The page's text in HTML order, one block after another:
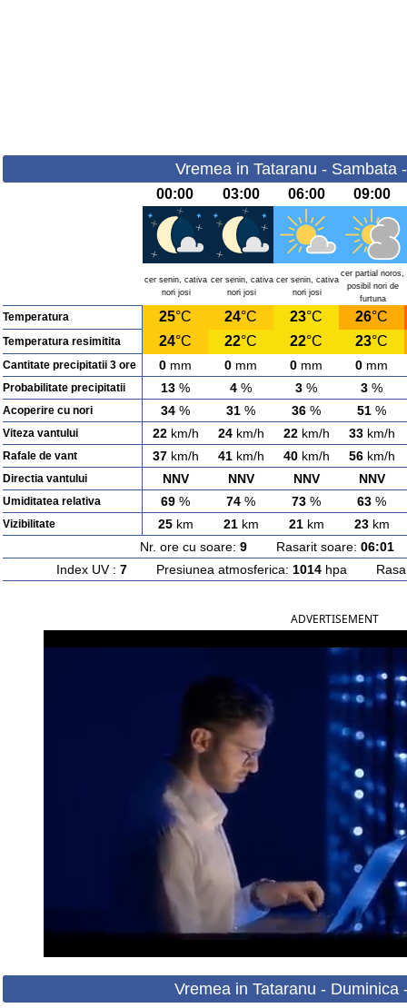
Vremea in Tataranu - Sambata
00:00 03:00 06:00 09:00
cer senin, cativa
nori josi
cer senin, cativa
nori josi
cer senin, cativa
nori josi
cer partial noros,
posibil nori de
furtuna
Temperatura 25°C 24°C 23°C 26°C
Temperatura resimitita 24°C 22°C 22°C 23°C
Cantitate precipitatii 3 ore 0 mm 0 mm 0 mm 0 mm
Probabilitate precipitatii 13 % 4 % 3 % 3 %
Acoperire cu nori 34 % 31 % 36 % 51 %
Viteza vantului 22km/h 24km/h 22km/h 33km/h
Rafale de vant 37km/h 41km/h 40km/h 56km/h
Directia vantului NNV NNV NNV NNV
Umiditatea relativa 69 % 74 % 73 % 63 %
Vizibilitate 25km 21km 21km 23km
Nr. ore cu soare: 9Rasarit soare: 06:01
Index UV : 7Presiunea atmosferica: 1014hpa
ADVERTISEMENT
Vremea in Tataranu - Duminica